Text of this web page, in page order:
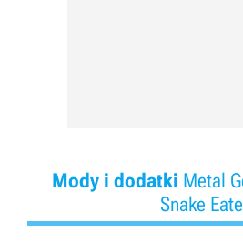
Mody i dodatki Metal
Snake